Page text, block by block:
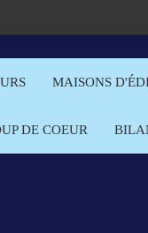
MAISONS
DE COEUR